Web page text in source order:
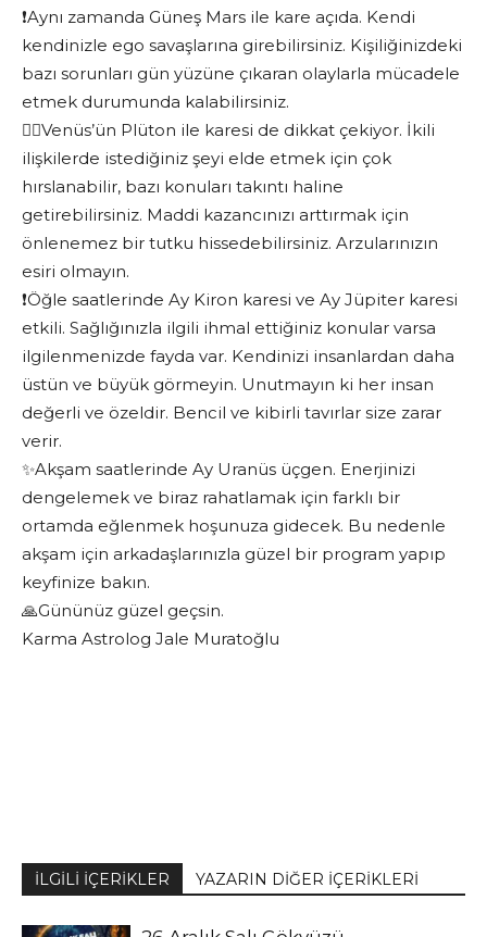
❗️Aynı zamanda Güneş Mars ile kare açıda. Kendi
kendinizle ego savaşlarına girebilirsiniz. Kişiliğinizdeki
bazı sorunları gün yüzüne çıkaran olaylarla mücadele
etmek durumunda kalabilirsiniz.
❤️‍🔥Venüs’ün Plüton ile karesi de dikkat çekiyor. İkili
ilişkilerde istediğiniz şeyi elde etmek için çok
hırslanabilir, bazı konuları takıntı haline
getirebilirsiniz. Maddi kazancınızı arttırmak için
önlenemez bir tutku hissedebilirsiniz. Arzularınızın
esiri olmayın.
❗️Öğle saatlerinde Ay Kiron karesi ve Ay Jüpiter karesi
etkili. Sağlığınızla ilgili ihmal ettiğiniz konular varsa
ilgilenmenizde fayda var. Kendinizi insanlardan daha
üstün ve büyük görmeyin. Unutmayın ki her insan
değerli ve özeldir. Bencil ve kibirli tavırlar size zarar
verir.
✨Akşam saatlerinde Ay Uranüs üçgen. Enerjinizi
dengelemek ve biraz rahatlamak için farklı bir
ortamda eğlenmek hoşunuza gidecek. Bu nedenle
akşam için arkadaşlarınızla güzel bir program yapıp
keyfinize bakın.
🙏Gününüz güzel geçsin.
Karma Astrolog Jale Muratoğlu
İLGİLİ İÇERİKLER YAZARIN DİĞER İÇERİKLERİ